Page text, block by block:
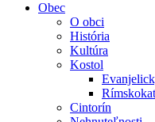
Obec
O obci
História
Kultúra
Kostol
Cintorín